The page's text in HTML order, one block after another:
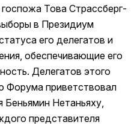
Това Страссберг-
в Президиум
его делегатов и
обеспечивающие его
Делегатов этого
Форума приветствовал
Нетаньяху,
представителя